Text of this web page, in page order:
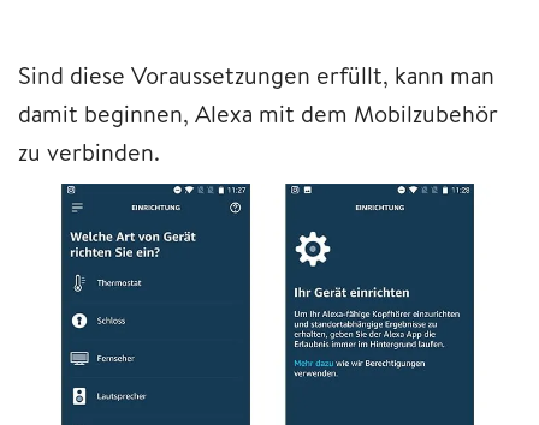
Sind diese Voraussetzungen erfüllt, kann man
damit beginnen, Alexa mit dem Mobilzubehör
zu verbinden.